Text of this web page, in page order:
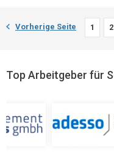
Vorherige Seite 1 2
Top Arbeitgeber für